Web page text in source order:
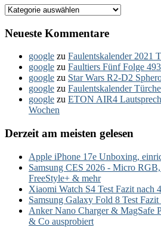
Kategorien
Neueste Kommentare
google zu Faulentskalender 2021
google zu Faultiers Fünf Folge
google zu Star Wars R2-D2
google zu Faulentskalender
google zu ETON AIR4
Wochen
Derzeit am meisten gelesen
Apple iPhone 17e Unboxing,
Samsung CES 2026 - Micro
FreeStyle+ & mehr
Xiaomi Watch S4 Test Fazit nach
Samsung Galaxy Fold 8 Test Fazit
Anker Nano Charger & MagSafe
& Co ausprobiert